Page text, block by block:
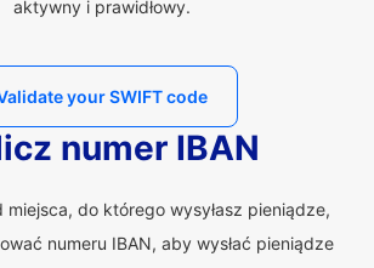
aktywny i prawidłowy.
your SWIFT code
numer IBAN
miejsca, do którego wysyłasz pieniądze,
numeru IBAN, aby wysłać pieniądze